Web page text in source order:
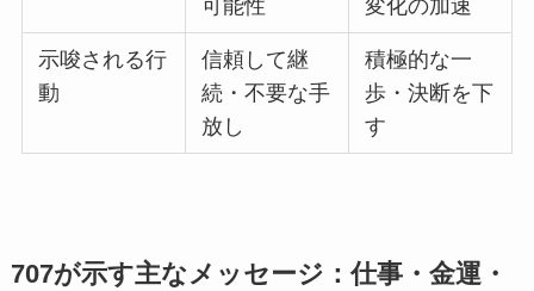
可能性 変化の加速
示唆される行
動
信頼して継
続・不要な手
放し
積極的な一
歩・決断を下
す
707が示す主なメッセージ：仕事・金運・